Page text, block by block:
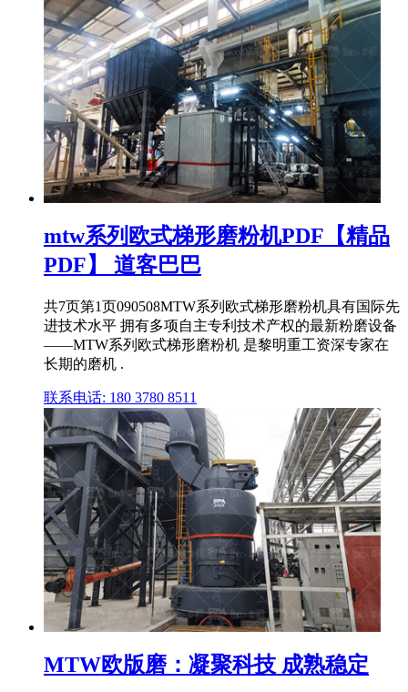
mtw系列欧式梯形磨粉机PDF【精品
PDF】 道客巴巴
共7页第1页090508MTW系列欧式梯形磨粉机具有国际先
进技术水平 拥有多项自主专利技术产权的最新粉磨设备
——MTW系列欧式梯形磨粉机 是黎明重工资深专家在
长期的磨机 .
联系电话: 180 3780 8511
MTW欧版磨：凝聚科技 成熟稳定